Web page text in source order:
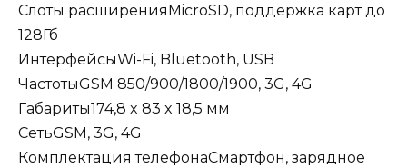
Слоты расширенияMicroSD, поддержка карт до
128Гб
ИнтерфейсыWi-Fi, Bluetooth, USB
ЧастотыGSM 850/900/1800/1900, 3G, 4G
Габариты174,8 x 83 x 18,5 мм
СетьGSM, 3G, 4G
Комплектация телефонаСмартфон, зарядное